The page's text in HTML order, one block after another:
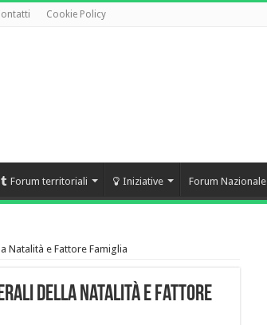
Cookie Policy
Forum territoriali Iniziative Forum Nazionale
Natalità e Fattore Famiglia
della Natalità e Fattore